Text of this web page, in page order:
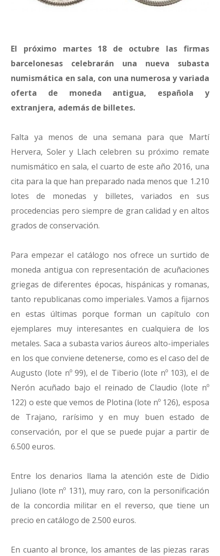
El próximo martes 18 de octubre las firmas
barcelonesas celebrarán una nueva subasta
numismática en sala, con una numerosa y variada
oferta de moneda antigua, española y
extranjera, además de billetes.
Falta ya menos de una semana para que Martí
Hervera, Soler y Llach celebren su próximo remate
numismático en sala, el cuarto de este año 2016, una
cita para la que han preparado nada menos que 1.210
lotes de monedas y billetes, variados en sus
procedencias pero siempre de gran calidad y en altos
grados de conservación.
Para empezar el catálogo nos ofrece un surtido de
moneda antigua con representación de acuñaciones
griegas de diferentes épocas, hispánicas y romanas,
tanto republicanas como imperiales. Vamos a fijarnos
en estas últimas porque forman un capítulo con
ejemplares muy interesantes en cualquiera de los
metales. Saca a subasta varios áureos alto-imperiales
en los que conviene detenerse, como es el caso del de
Augusto (lote nº 99), el de Tiberio (lote nº 103), el de
Nerón acuñado bajo el reinado de Claudio (lote nº
122) o este que vemos de Plotina (lote nº 126), esposa
de Trajano, rarísimo y en muy buen estado de
conservación, por el que se puede pujar a partir de
6.500 euros.
Entre los denarios llama la atención este de Didio
Juliano (lote nº 131), muy raro, con la personificación
de la concordia militar en el reverso, que tiene un
precio en catálogo de 2.500 euros.
En cuanto al bronce, los amantes de las piezas raras